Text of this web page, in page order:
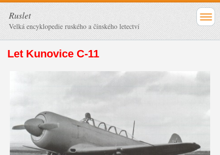
Ruslet
Velká encyklopedie ruského a čínského letectví
Let Kunovice C-11